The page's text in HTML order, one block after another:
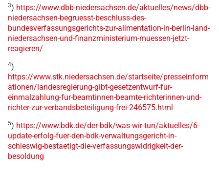
3) https://www.dbb-niedersachsen.de/aktuelles/news/dbb-
niedersachsen-begruesst-beschluss-des-
bundesverfassungsgerichts-zur-alimentation-in-berlin-land-
niedersachsen-und-finanzministerium-muessen-jetzt-
reagieren/
4)
https://www.stk.niedersachsen.de/startseite/presseinform
ationen/landesregierung-gibt-gesetzentwurf-fur-
einmalzahlung-fur-beamtinnen-beamte-richterinnen-und-
richter-zur-verbandsbeteiligung-frei-246575.html
5) https://www.bdk.de/der-bdk/was-wir-tun/aktuelles/6-
update-erfolg-fuer-den-bdk-verwaltungsgericht-in-
schleswig-bestaetigt-die-verfassungswidrigkeit-der-
besoldung